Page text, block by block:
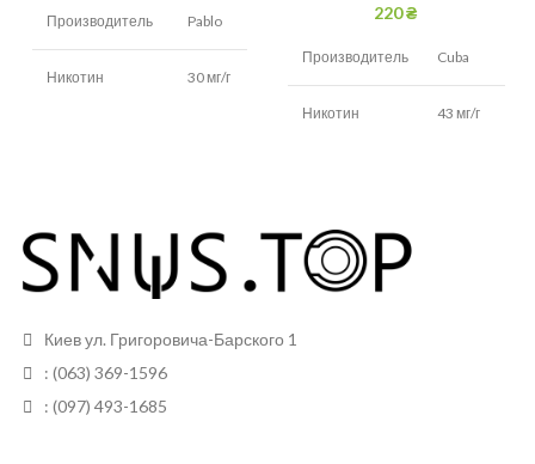
Производитель Pablo
Никотин 30 мг/г
Грамм в банке 10
220₴
Производитель Cuba
Никотин 43 мг/г
Вид снюса
Киев ул. Григоровича-Барского 1
: (063) 369-1596
: (097) 493-1685